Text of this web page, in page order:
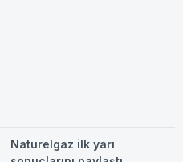
Naturelgaz ilk yarı